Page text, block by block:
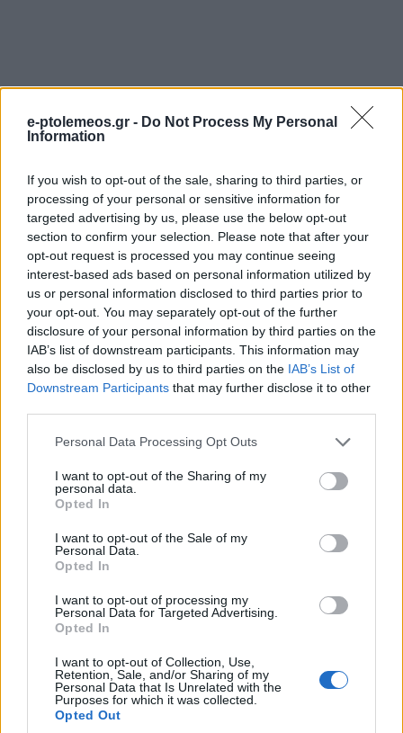
e-ptolemeos.gr - Do Not Process My Personal
Information
If you wish to opt-out of the sale, sharing to third parties, or
processing of your personal or sensitive information for
targeted advertising by us, please use the below opt-out
section to confirm your selection. Please note that after your
opt-out request is processed you may continue seeing
interest-based ads based on personal information utilized by
us or personal information disclosed to third parties prior to
your opt-out. You may separately opt-out of the further
disclosure of your personal information by third parties on the
IAB’s list of downstream participants. This information may
also be disclosed by us to third parties on the IAB’s List of
Downstream Participants that may further disclose it to other
Please note that this website/app uses one or more Google
not limited to your visit or usage behaviour. You may click to
grant or deny consent to Google and its third-party tags to
use your data for below specified purposes in below Google
consent section.
Personal Data Processing Opt Outs
I want to opt-out of the Sharing of my
personal data.
Opted In
I want to opt-out of the Sale of my
Personal Data.
Opted In
I want to opt-out of processing my
Personal Data for Targeted Advertising.
Opted In
I want to opt-out of Collection, Use,
Retention, Sale, and/or Sharing of my
Personal Data that Is Unrelated with the
Purposes for which it was collected.
Opted Out